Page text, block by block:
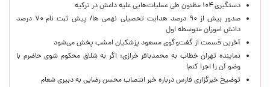
دستگیری ۱۰۴ مظنون طی عملیات‌هایی علیه داعش در ترکیه
صدور بیش از ۹۰ درصد هدایت تحصیلی نهمی ها/ پیش ثبت نام ۷۰ درصد
دانش اموزان متوسطه اول
آخرین قسمت از گفت‌وگوی مسعود پزشکیان امشب پخش می‌شود
نماینده تهران خطاب به محمدباقر خرازی: اگر به شلاق محکوم شوی حاضرم با
وضو آن را اجرا کنم!
توضیح خبرگزاری فارس درباره خبر انتصاب محسن رضایی به دبیری شعام